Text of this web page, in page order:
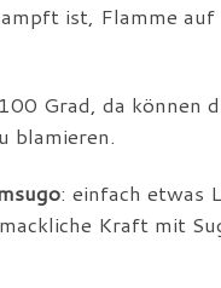
ist, Flamme auf
Grad, da können
blamieren.
: einfach etwas
Kraft mit